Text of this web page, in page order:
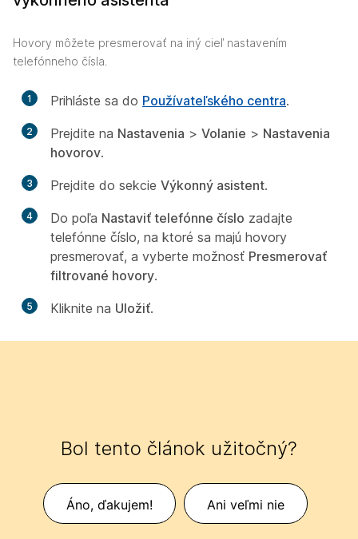
Hovory môžete presmerovať na iný cieľ nastavením
telefónneho čísla.
1 Prihláste sa do Používateľského centra.
2 Prejdite na Nastavenia > Volanie > Nastavenia
hovorov.
3 Prejdite do sekcie Výkonný asistent.
4 Do poľa Nastaviť telefónne číslo zadajte
telefónne číslo, na ktoré sa majú hovory
presmerovať, a vyberte možnosť Presmerovať
filtrované hovory.
5 Kliknite na Uložiť.
Bol tento článok užitočný?
Áno, ďakujem! Ani veľmi nie